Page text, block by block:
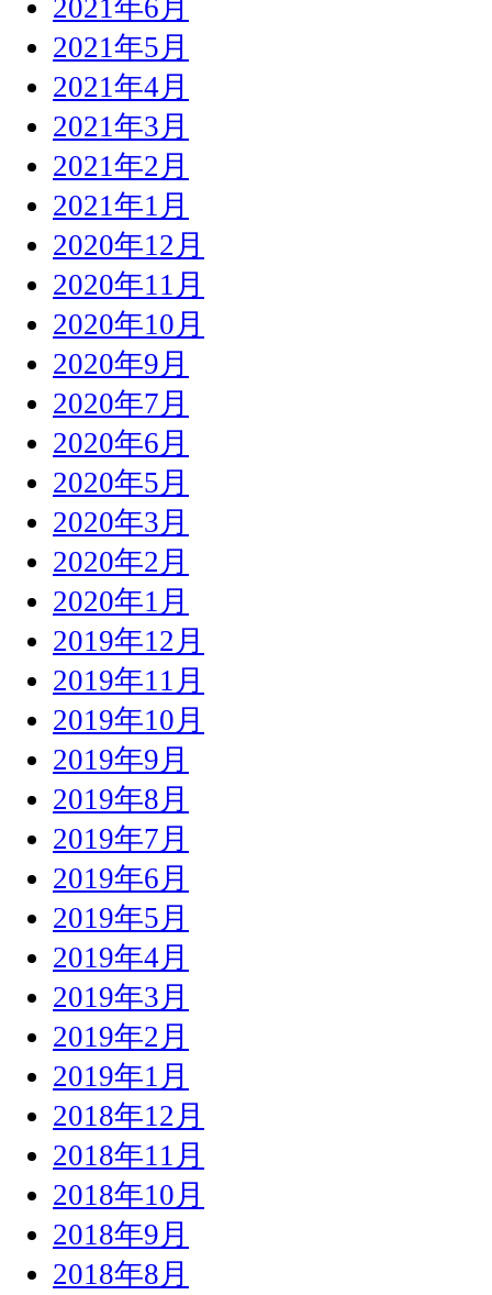
2021年6月
2021年5月
2021年4月
2021年3月
2021年2月
2021年1月
2020年12月
2020年11月
2020年10月
2020年9月
2020年7月
2020年6月
2020年5月
2020年3月
2020年2月
2020年1月
2019年12月
2019年11月
2019年10月
2019年9月
2019年8月
2019年7月
2019年6月
2019年5月
2019年4月
2019年3月
2019年2月
2019年1月
2018年12月
2018年11月
2018年10月
2018年9月
2018年8月